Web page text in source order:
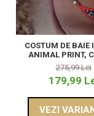
COSTUM DE BAIE
ANIMAL PRINT, CU SLIP
TANGA
275,99 Lei
179,99
VEZI